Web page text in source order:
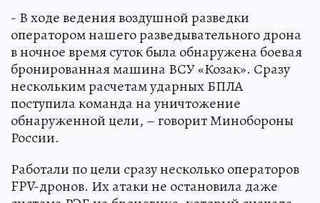
- В ходе ведения воздушной разведки
оператором нашего разведывательного дрона
в ночное время суток была обнаружена боевая
бронированная машина ВСУ «Козак». Сразу
нескольким расчетам ударных БПЛА
поступила команда на уничтожение
обнаруженной цели, – говорит Минобороны
России.
Работали по цели сразу несколько операторов
FPV-дронов. Их атаки не остановила даже